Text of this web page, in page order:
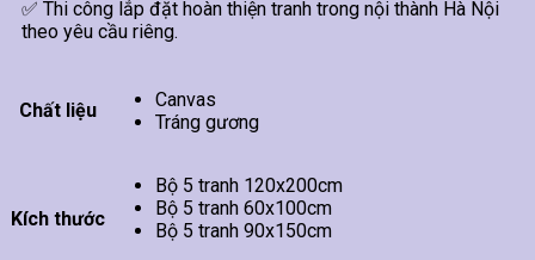
✅ Thi công lắp đặt hoàn thiện tranh trong nội thành Hà Nội
theo yêu cầu riêng.
Chất liệu
Canvas
Tráng gương
Kích thước
Bộ 5 tranh 120x200cm
Bộ 5 tranh 60x100cm
Bộ 5 tranh 90x150cm